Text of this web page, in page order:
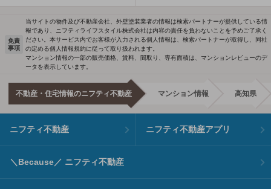
免責
事項
当サイトの物件及び不動産会社、外壁塗装業者の情報は検索パートナーが提供している情
報であり、ニフティライフスタイル株式会社は内容の責任を負わないことを予めご了承く
ださい。本サービス内でお客様が入力される個人情報は、検索パートナーが取得し、同社
の定める個人情報規約に従って取り扱われます。
マンション情報の一部の販売価格、賃料、間取り、専有面積は、マンションレビューのデ
ータを表示しています。
不動産・住宅情報のニフティ不動産 マンション情報 高知県
ニフティ不動産 ニフティ不動産アプリ
＼Because／ ニフティ不動産